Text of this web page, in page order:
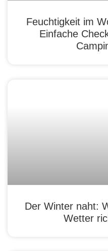
Feuchtigkeit im
Einfache
Der Winter naht:
Wetter